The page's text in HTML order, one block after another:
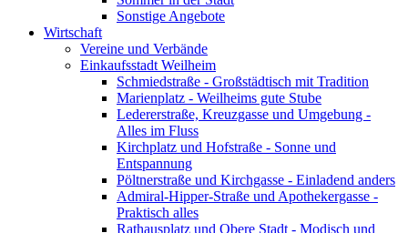
Sonstige Angebote
Wirtschaft
Vereine und Verbände
Einkaufsstadt Weilheim
Schmiedstraße - Großstädtisch mit Tradition
Marienplatz - Weilheims gute Stube
Ledererstraße, Kreuzgasse und Umgebung -
Alles im Fluss
Kirchplatz und Hofstraße - Sonne und
Entspannung
Pöltnerstraße und Kirchgasse - Einladend anders
Admiral-Hipper-Straße und Apothekergasse -
Praktisch alles
Rathausplatz und Obere Stadt - Modisch und